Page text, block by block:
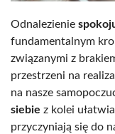
Odnalezienie
fundamentalnym
związanymi z
przestrzeni na
na nasze
siebie z kolei
przyczyniają się do